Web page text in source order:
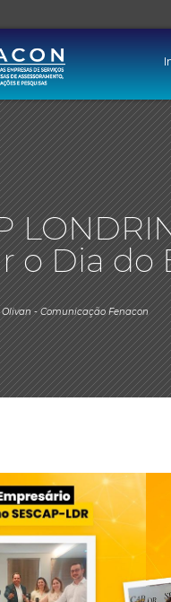
o Dia do
- Comunicação Fenacon